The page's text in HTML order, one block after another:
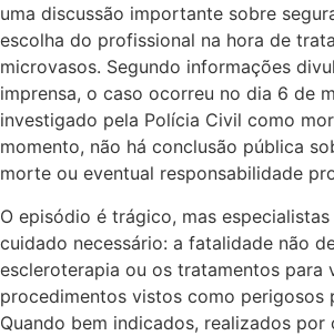
uma discussão importante sobre
escolha do profissional na hora de
microvasos. Segundo informações
imprensa, o caso ocorreu no dia 6 de
investigado pela Polícia Civil como
momento, não há conclusão pública
morte ou eventual responsabilidade
O episódio é trágico, mas
cuidado necessário: a fatalidade não
escleroterapia ou os tratamentos para
procedimentos vistos como perigosos
Quando bem indicados, realizados por